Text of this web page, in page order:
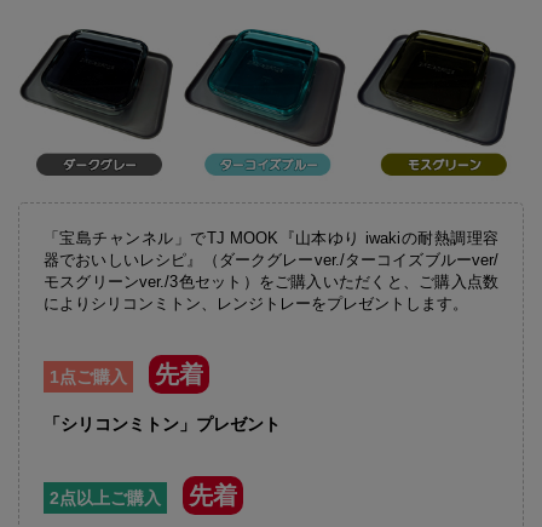
「宝島チャンネル」でTJ MOOK『山本ゆり iwakiの耐熱調理容
器でおいしいレシピ』（ダークグレーver./ターコイズブルーver/
モスグリーンver./3色セット）をご購入いただくと、ご購入点数
によりシリコンミトン、レンジトレーをプレゼントします。
1点ご購入 先着
「シリコンミトン」プレゼント
2点以上ご購入 先着